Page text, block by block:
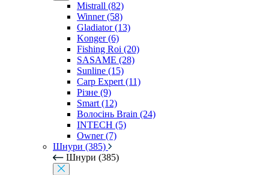
Mistrall (82)
Winner (58)
Gladiator (13)
Konger (6)
Fishing Roi (20)
SASAME (28)
Sunline (15)
Carp Expert (11)
Різне (9)
Smart (12)
Волосінь Brain (24)
INTECH (5)
Owner (7)
Шнури (385)
Шнури (385)